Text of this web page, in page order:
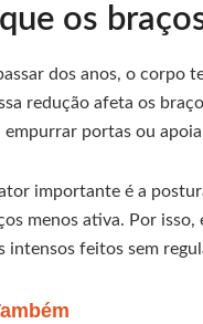
os
dos anos, o corpo
redução afeta os
empurrar portas ou
importante é a
menos ativa. Por
intensos feitos sem